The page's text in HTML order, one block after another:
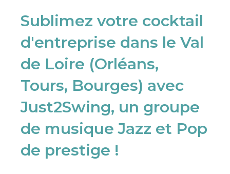
Sublimez votre cocktail
d'entreprise dans le Val
de Loire (Orléans,
Tours, Bourges) avec
Just2Swing, un groupe
de musique Jazz et Pop
de prestige !